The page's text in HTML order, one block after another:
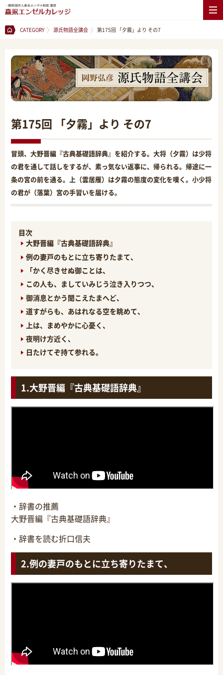
CATEGORY 源氏物語全講会 第175回 「夕霧」より その7
第175回 「夕霧」より その7
冒頭、大野晋編『古典基礎語辞典』を紹介する。大将（夕霧）は少将
の君を通して話しをするが、素っ気ない返事に、帰られる。帰途に一
条の宮の前を通る。上（雲居雁）は夕霧の態度の変化を嘆く。小少将
の君が（落葉）宮の手習いを届ける。
目次
大野晋編『古典基礎語辞典』
例の妻戸のもとに立ち寄りたまて、
「かく尽きせぬ御ことは、
この人も、ましていみじう泣き入りつつ、
御消息とかう聞こえたまへど、
道すがらも、あはれなる空を眺めて、
上は、まめやかに心憂く、
夜明け方近く、
日たけてぞ持て参れる。
大野晋編『古典基礎語辞典』
・辞書の推薦
大野晋編『古典基礎語辞典』
・辞書を読む折口信夫
例の妻戸のもとに立ち寄りたまて、